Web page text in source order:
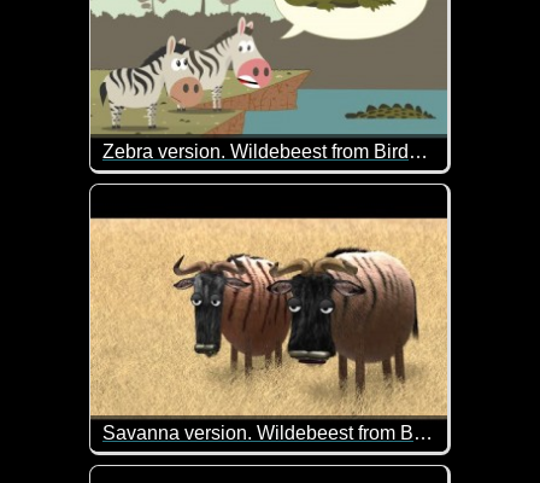
Zebra version. Wildebeest from Birdbox Studio. Fake news
Dieses Video kennen wir schon mit anderen
Savanna version. Wildebeest from Birdbox Studio
Ein ähnliches Video gab es früher schon mal.